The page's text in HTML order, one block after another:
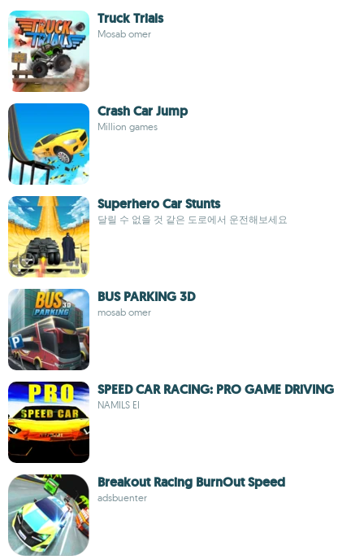
Truck Trials
Mosab omer
Crash Car Jump
Million games
Superhero Car Stunts
달릴 수 없을 것 같은 도로에서 운전해보세요
BUS PARKING 3D
mosab omer
SPEED CAR RACING: PRO GAME DRiVING
NAMILS EI
Breakout Racing BurnOut Speed
adsbuenter